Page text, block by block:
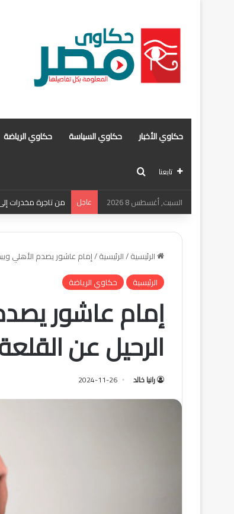
حكاوي الأخبار حكاوي السياسة حكاوي الرياضة
تابعنا بحث عن
السبت, أغسطس 8 2026 عاجل من تاجرة مخدرات
الرئيسية/الرئيسية/إمام عاشور يصدم الأهلي
الرئيسية
حكاوي الرياضة
إمام عاشور
الرحيل عن
رانيا خالد 2024-11-26